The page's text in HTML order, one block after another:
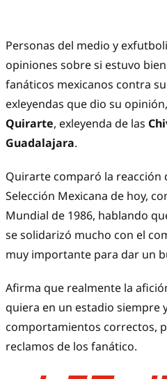
Personas del medio y
opiniones sobre si estuvo
fanáticos mexicanos contra
exleyendas que dio su
Quirarte, exleyenda de las
Guadalajara.
Quirarte comparó la reacción
Selección Mexicana de hoy,
Mundial de 1986, hablando
se solidarizó mucho con el
muy importante para dar un
Afirma que realmente la
quiera en un estadio siempre
comportamientos correctos,
reclamos de los fanático.